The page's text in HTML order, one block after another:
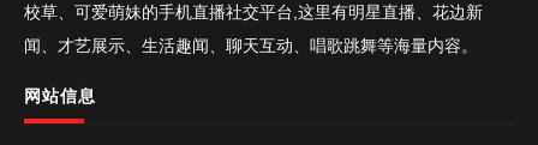
校草、可爱萌妹的手机直播社交平台,这里有明星直播、花边新
闻、才艺展示、生活趣闻、聊天互动、唱歌跳舞等海量内容。
网站信息